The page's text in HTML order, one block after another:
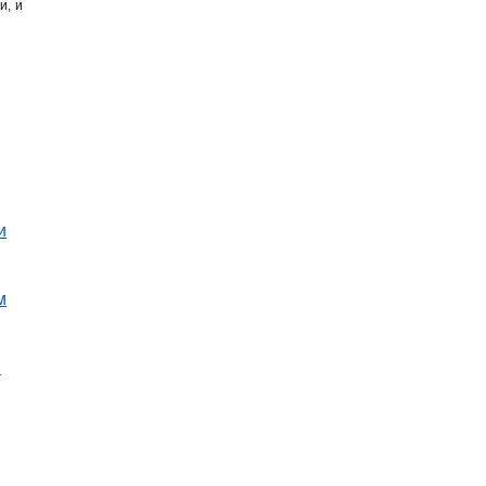
и